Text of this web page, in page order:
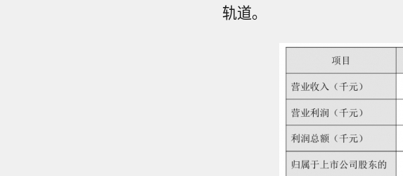
轨道。